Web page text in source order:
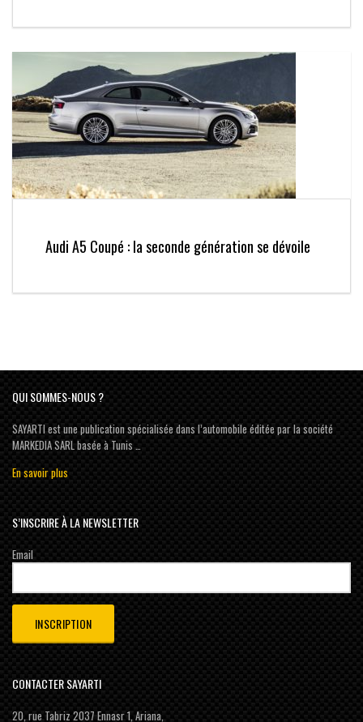
Audi A5 Coupé : la seconde génération se dévoile
QUI SOMMES-NOUS ?
SAYARTI est une publication spécialisée dans l’automobile éditée par la société
MARKEDIA SARL basée à Tunis …
En savoir plus
S’INSCRIRE À LA NEWSLETTER
Email
CONTACTER SAYARTI
20, rue Tabriz 2037 Ennasr 1, Ariana,